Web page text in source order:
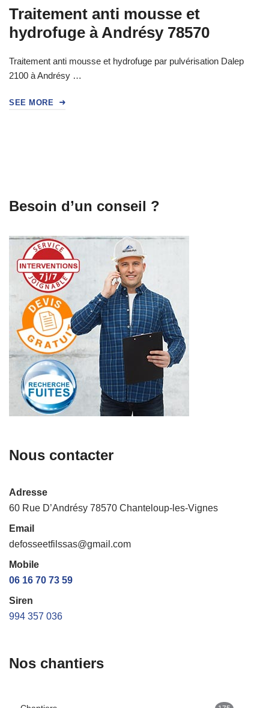
Traitement anti mousse et
hydrofuge à Andrésy 78570
Traitement anti mousse et hydrofuge par pulvérisation Dalep
2100 à Andrésy …
SEE MORE
Besoin d’un conseil ?
Nous contacter
Adresse
60 Rue D’Andrésy 78570 Chanteloup-les-Vignes
Email
defosseetfilssas@gmail.com
Mobile
06 16 70 73 59
Siren
994 357 036
Nos chantiers